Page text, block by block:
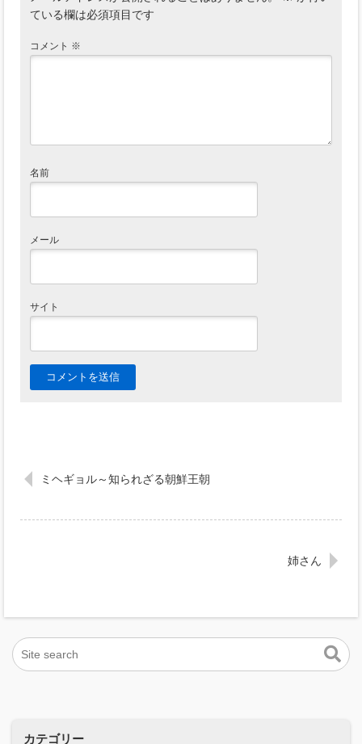
ている欄は必須項目です
コメント ※
名前
メール
サイト
ミヘギョル～知られざる朝鮮王朝
姉さん
カテゴリー